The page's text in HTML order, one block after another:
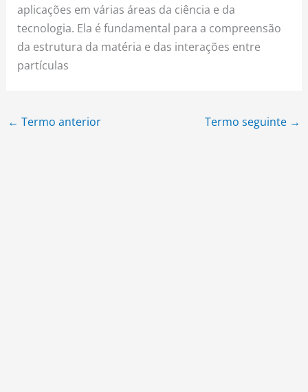
aplicações em várias áreas da ciência e da
tecnologia. Ela é fundamental para a compreensão
da estrutura da matéria e das interações entre
partículas
← Termo anterior Termo seguinte →